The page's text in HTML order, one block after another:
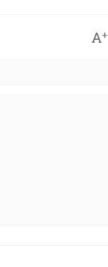
A+